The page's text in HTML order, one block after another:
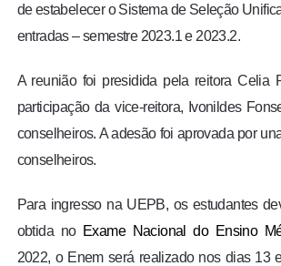
de estabelecer o Sistema de Seleção
entradas – semestre 2023.1 e 2023.2.
A reunião foi presidida pela reitora Celia
participação da vice-reitora, Ivonildes
conselheiros. A adesão foi aprovada por
conselheiros.
Para ingresso na UEPB, os estudantes
obtida no Exame Nacional do Ensino
2022, o Enem será realizado nos dias 13